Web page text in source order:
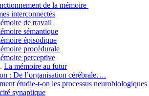
de la mémoire
interconnectés
de travail
sémantique
épisodique
procédurale
perceptive
La mémoire au futur
: De l’organisation cérébrale….
étudie-t-on les processus
synaptique